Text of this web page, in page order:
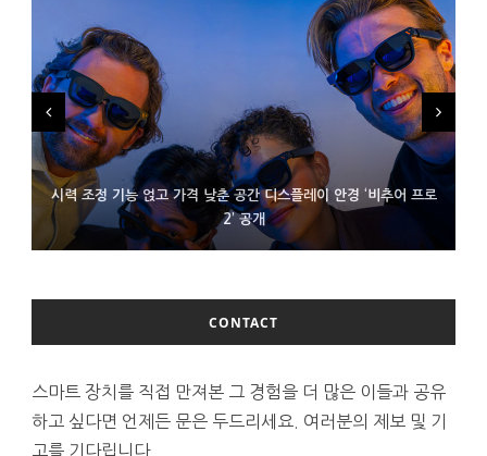
시력 조정 기능 얹고 가격 낮춘 공간 디스플레이 안경 ‘비추어 프로
2’ 공개
D램 부족에 10억달러어치 아이폰18 프로세서 패키징 대기 중
300~400달러 반지형 스피커 준비하는 오픈AI
CONTACT
스마트 장치를 직접 만져본 그 경험을 더 많은 이들과 공유
하고 싶다면 언제든 문은 두드리세요. 여러분의 제보 및 기
고를 기다립니다.